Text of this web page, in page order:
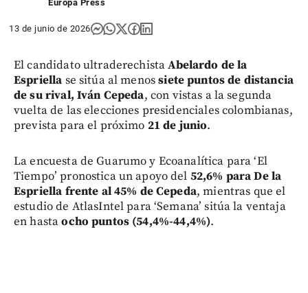
Europa Press
13 de junio de 2026
El candidato ultraderechistaAbelardo de la
Espriella se sitúa al menossiete puntos de distancia
de su rival, Iván Cepeda, con vistas a la segunda
vuelta de las elecciones presidenciales colombianas,
prevista para el próximo 21 de junio.
La encuesta de Guarumo y Ecoanalítica para ‘El
Tiempo’ pronostica un apoyo del 52,6% para De la
Espriella frente al 45% de Cepeda, mientras que el
estudio de AtlasIntel para ‘Semana’ sitúa la ventaja
en hastaocho puntos (54,4%-44,4%).